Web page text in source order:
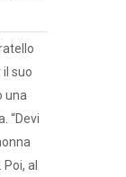
suo
una
“Devi
al